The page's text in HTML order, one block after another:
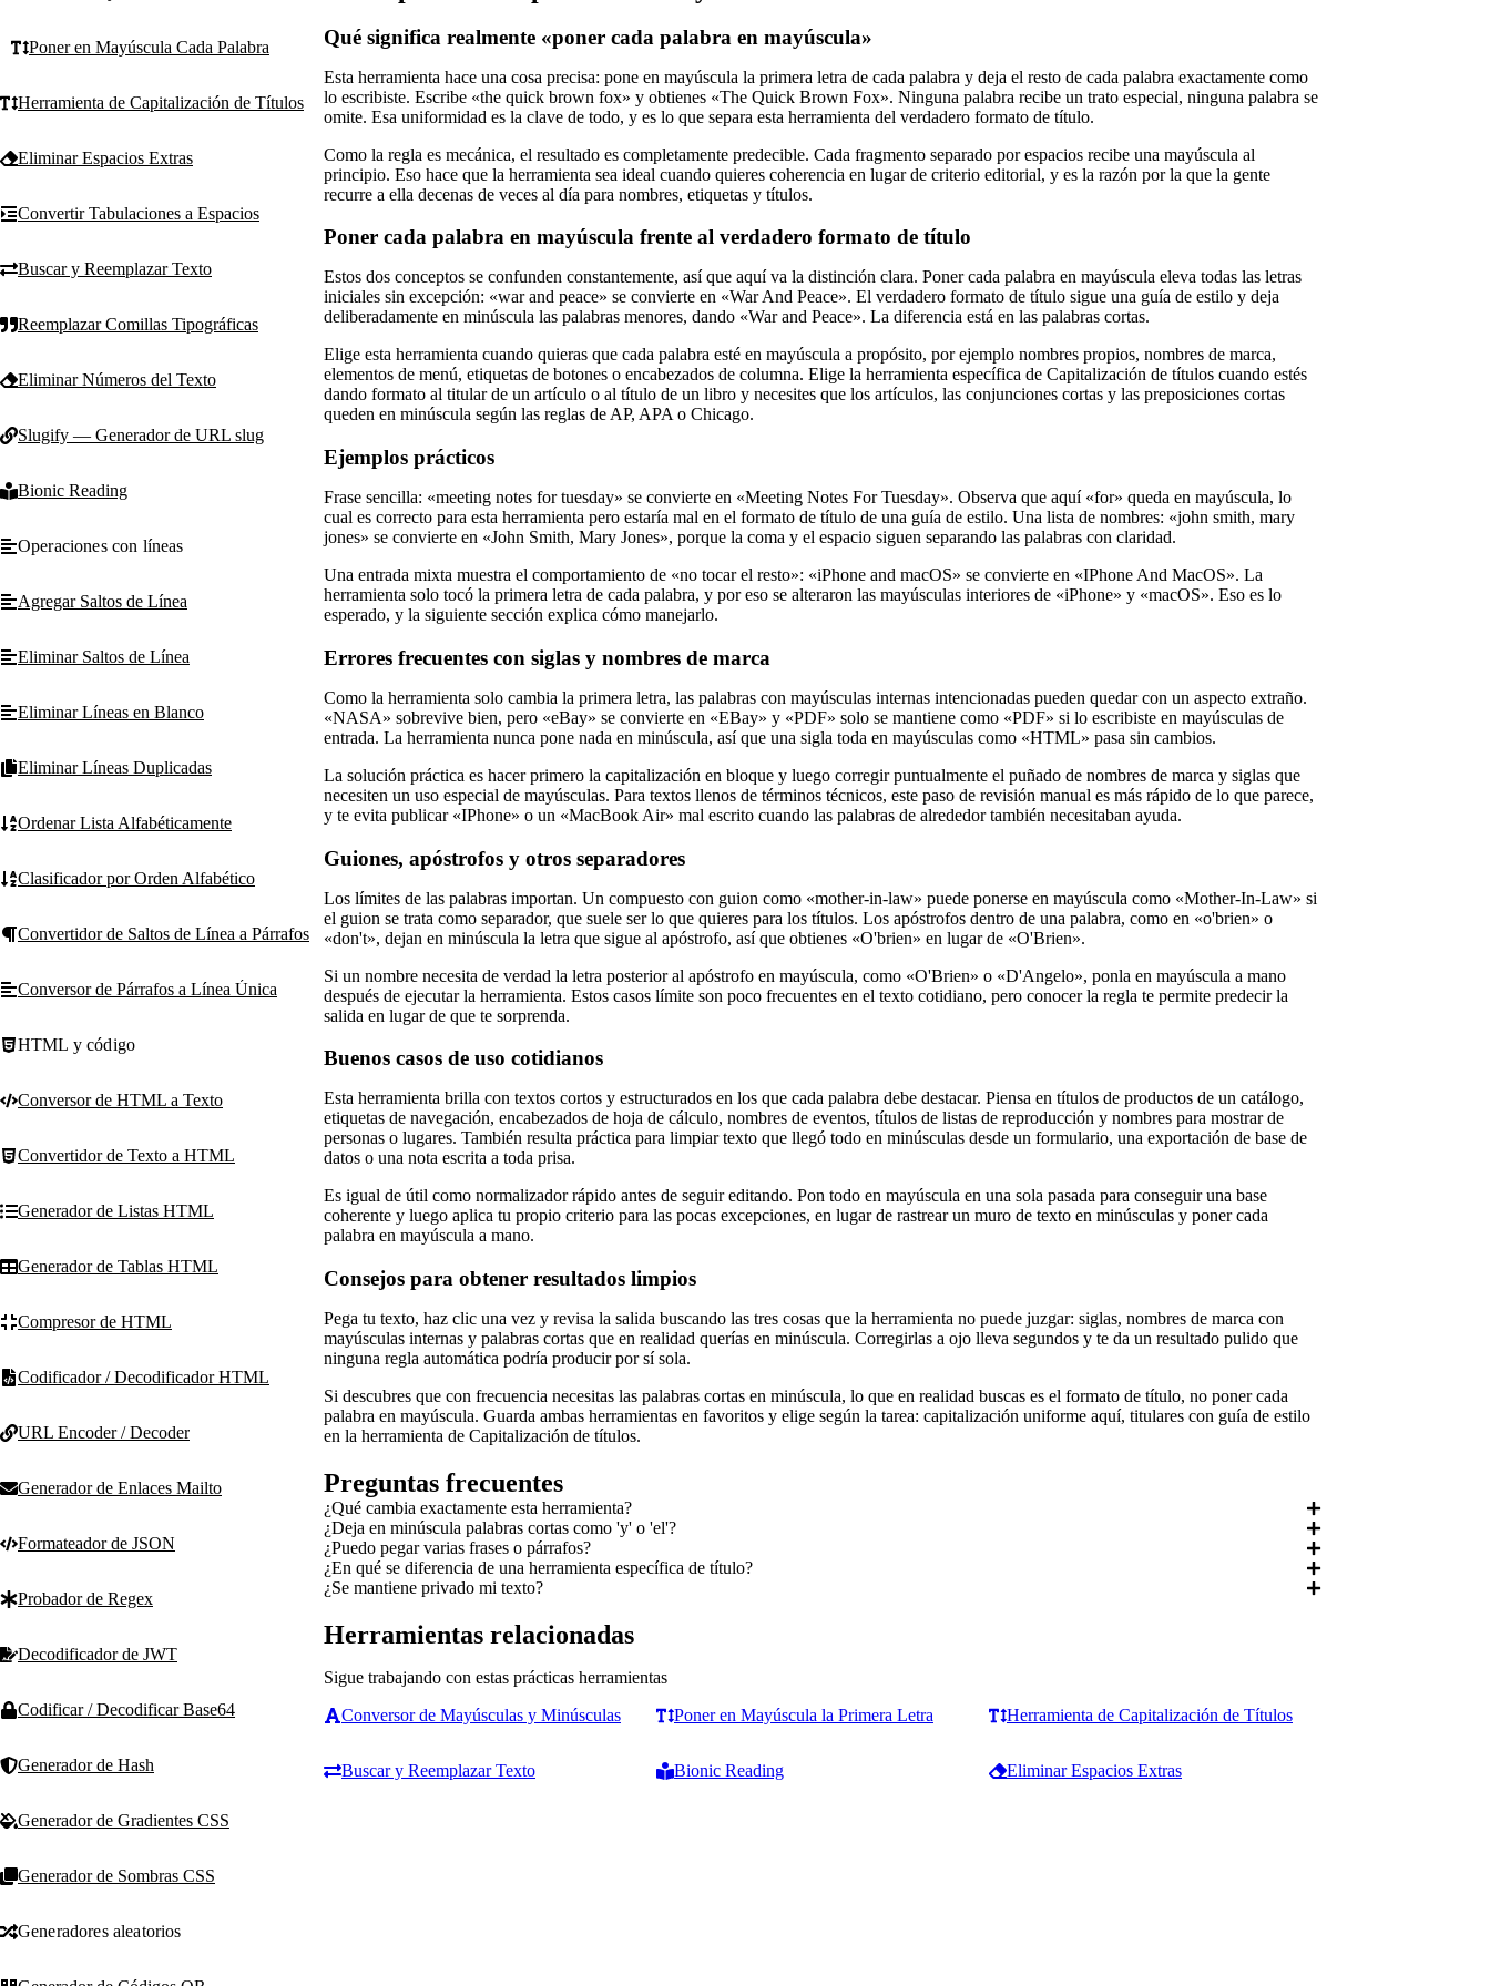
Poner en Mayúscula Cada Palabra
Herramienta de Capitalización de Títulos
Eliminar Espacios Extras
Convertir Tabulaciones a Espacios
Buscar y Reemplazar Texto
Reemplazar Comillas Tipográficas
Eliminar Números del Texto
Slugify — Generador de URL slug
Bionic Reading
Operaciones con líneas
Agregar Saltos de Línea
Eliminar Saltos de Línea
Eliminar Líneas en Blanco
Eliminar Líneas Duplicadas
Ordenar Lista Alfabéticamente
Clasificador por Orden Alfabético
Convertidor de Saltos de Línea a Párrafos
Conversor de Párrafos a Línea Única
HTML y código
Conversor de HTML a Texto
Convertidor de Texto a HTML
Generador de Listas HTML
Generador de Tablas HTML
Compresor de HTML
Codificador / Decodificador HTML
URL Encoder / Decoder
Generador de Enlaces Mailto
Formateador de JSON
Probador de Regex
Decodificador de JWT
Codificar / Decodificar Base64
Generador de Hash
Generador de Gradientes CSS
Generador de Sombras CSS
Generadores aleatorios
Qué significa realmente «poner cada palabra en mayúscula»
Esta herramienta hace una cosa precisa: pone en mayúscula la primera letra de cada palabra y deja el resto de cada palabra exactamente como
lo escribiste. Escribe «the quick brown fox» y obtienes «The Quick Brown Fox». Ninguna palabra recibe un trato especial, ninguna palabra se
omite. Esa uniformidad es la clave de todo, y es lo que separa esta herramienta del verdadero formato de título.
Como la regla es mecánica, el resultado es completamente predecible. Cada fragmento separado por espacios recibe una mayúscula al
principio. Eso hace que la herramienta sea ideal cuando quieres coherencia en lugar de criterio editorial, y es la razón por la que la gente
recurre a ella decenas de veces al día para nombres, etiquetas y títulos.
Poner cada palabra en mayúscula frente al verdadero formato de título
Estos dos conceptos se confunden constantemente, así que aquí va la distinción clara. Poner cada palabra en mayúscula eleva todas las letras
iniciales sin excepción: «war and peace» se convierte en «War And Peace». El verdadero formato de título sigue una guía de estilo y deja
deliberadamente en minúscula las palabras menores, dando «War and Peace». La diferencia está en las palabras cortas.
Elige esta herramienta cuando quieras que cada palabra esté en mayúscula a propósito, por ejemplo nombres propios, nombres de marca,
elementos de menú, etiquetas de botones o encabezados de columna. Elige la herramienta específica de Capitalización de títulos cuando estés
dando formato al titular de un artículo o al título de un libro y necesites que los artículos, las conjunciones cortas y las preposiciones cortas
queden en minúscula según las reglas de AP, APA o Chicago.
Ejemplos prácticos
Frase sencilla: «meeting notes for tuesday» se convierte en «Meeting Notes For Tuesday». Observa que aquí «for» queda en mayúscula, lo
cual es correcto para esta herramienta pero estaría mal en el formato de título de una guía de estilo. Una lista de nombres: «john smith, mary
jones» se convierte en «John Smith, Mary Jones», porque la coma y el espacio siguen separando las palabras con claridad.
Una entrada mixta muestra el comportamiento de «no tocar el resto»: «iPhone and macOS» se convierte en «IPhone And MacOS». La
herramienta solo tocó la primera letra de cada palabra, y por eso se alteraron las mayúsculas interiores de «iPhone» y «macOS». Eso es lo
esperado, y la siguiente sección explica cómo manejarlo.
Errores frecuentes con siglas y nombres de marca
Como la herramienta solo cambia la primera letra, las palabras con mayúsculas internas intencionadas pueden quedar con un aspecto extraño.
«NASA» sobrevive bien, pero «eBay» se convierte en «EBay» y «PDF» solo se mantiene como «PDF» si lo escribiste en mayúsculas de
entrada. La herramienta nunca pone nada en minúscula, así que una sigla toda en mayúsculas como «HTML» pasa sin cambios.
La solución práctica es hacer primero la capitalización en bloque y luego corregir puntualmente el puñado de nombres de marca y siglas que
necesiten un uso especial de mayúsculas. Para textos llenos de términos técnicos, este paso de revisión manual es más rápido de lo que parece,
y te evita publicar «IPhone» o un «MacBook Air» mal escrito cuando las palabras de alrededor también necesitaban ayuda.
Guiones, apóstrofos y otros separadores
Los límites de las palabras importan. Un compuesto con guion como «mother-in-law» puede ponerse en mayúscula como «Mother-In-Law» si
el guion se trata como separador, que suele ser lo que quieres para los títulos. Los apóstrofos dentro de una palabra, como en «o'brien» o
«don't», dejan en minúscula la letra que sigue al apóstrofo, así que obtienes «O'brien» en lugar de «O'Brien».
Si un nombre necesita de verdad la letra posterior al apóstrofo en mayúscula, como «O'Brien» o «D'Angelo», ponla en mayúscula a mano
después de ejecutar la herramienta. Estos casos límite son poco frecuentes en el texto cotidiano, pero conocer la regla te permite predecir la
salida en lugar de que te sorprenda.
Buenos casos de uso cotidianos
Esta herramienta brilla con textos cortos y estructurados en los que cada palabra debe destacar. Piensa en títulos de productos de un catálogo,
etiquetas de navegación, encabezados de hoja de cálculo, nombres de eventos, títulos de listas de reproducción y nombres para mostrar de
personas o lugares. También resulta práctica para limpiar texto que llegó todo en minúsculas desde un formulario, una exportación de base de
datos o una nota escrita a toda prisa.
Es igual de útil como normalizador rápido antes de seguir editando. Pon todo en mayúscula en una sola pasada para conseguir una base
coherente y luego aplica tu propio criterio para las pocas excepciones, en lugar de rastrear un muro de texto en minúsculas y poner cada
palabra en mayúscula a mano.
Consejos para obtener resultados limpios
Pega tu texto, haz clic una vez y revisa la salida buscando las tres cosas que la herramienta no puede juzgar: siglas, nombres de marca con
mayúsculas internas y palabras cortas que en realidad querías en minúscula. Corregirlas a ojo lleva segundos y te da un resultado pulido que
ninguna regla automática podría producir por sí sola.
Si descubres que con frecuencia necesitas las palabras cortas en minúscula, lo que en realidad buscas es el formato de título, no poner cada
palabra en mayúscula. Guarda ambas herramientas en favoritos y elige según la tarea: capitalización uniforme aquí, titulares con guía de estilo
en la herramienta de Capitalización de títulos.
Preguntas frecuentes
¿Qué cambia exactamente esta herramienta?
¿Deja en minúscula palabras cortas como 'y' o 'el'?
¿Puedo pegar varias frases o párrafos?
¿En qué se diferencia de una herramienta específica de título?
¿Se mantiene privado mi texto?
Herramientas relacionadas
Sigue trabajando con estas prácticas herramientas
Conversor de Mayúsculas y Minúsculas
Poner en Mayúscula la Primera Letra Herramienta de Capitalización de Títulos
Buscar y Reemplazar Texto Bionic Reading Eliminar Espacios Extras